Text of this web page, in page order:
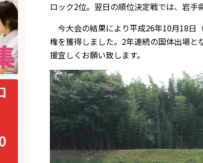
ロック2位。翌日の順位決定戦では、岩手
今大会の結果により平成26年10月18日
権を獲得しました。2年連続の国体出場
援宜しくお願い致します。